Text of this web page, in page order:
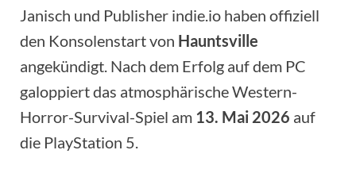
Janisch und Publisher indie.io haben offiziell
den Konsolenstart von Hauntsville
angekündigt. Nach dem Erfolg auf dem PC
galoppiert das atmosphärische Western-
Horror-Survival-Spiel am 13. Mai 2026 auf
die PlayStation 5.